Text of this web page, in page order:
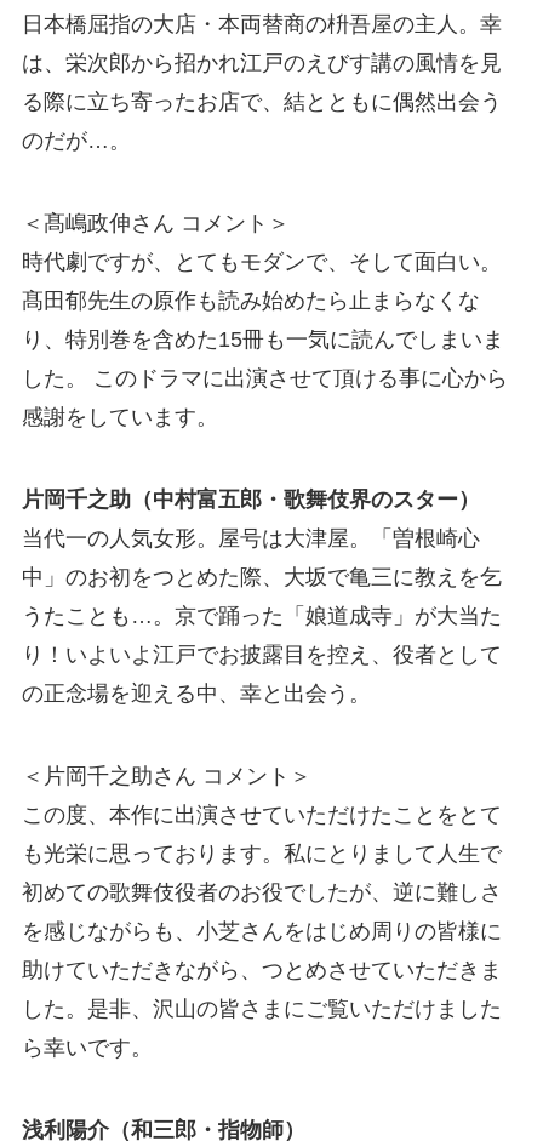
日本橋屈指の大店・本両替商の枡吾屋の主人。幸
は、栄次郎から招かれ江戸のえびす講の風情を見
る際に立ち寄ったお店で、結とともに偶然出会う
のだが…。
＜髙嶋政伸さん コメント＞
時代劇ですが、とてもモダンで、そして面白い。
髙田郁先生の原作も読み始めたら止まらなくな
り、特別巻を含めた15冊も一気に読んでしまいま
した。 このドラマに出演させて頂ける事に心から
感謝をしています。
片岡千之助（中村富五郎・歌舞伎界のスター）
当代一の人気女形。屋号は大津屋。「曽根崎心
中」のお初をつとめた際、大坂で亀三に教えを乞
うたことも…。京で踊った「娘道成寺」が大当た
り！いよいよ江戸でお披露目を控え、役者として
の正念場を迎える中、幸と出会う。
＜片岡千之助さん コメント＞
この度、本作に出演させていただけたことをとて
も光栄に思っております。私にとりまして人生で
初めての歌舞伎役者のお役でしたが、逆に難しさ
を感じながらも、小芝さんをはじめ周りの皆様に
助けていただきながら、つとめさせていただきま
した。是非、沢山の皆さまにご覧いただけました
ら幸いです。
浅利陽介（和三郎・指物師）